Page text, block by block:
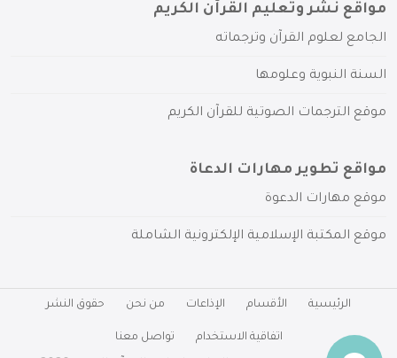
مواقع نشر وتعليم القرآن الكريم
الجامع لعلوم القرآن وترجماته
السنة النبوية وعلومها
موقع الترجمات الصوتية للقرآن الكريم
مواقع تطوير مهارات الدعاة
موقع مهارات الدعوة
موقع المكتبة الإسلامية الإلكترونية الشاملة
الرئيسية الأقسام الإذاعات من نحن حقوق النشر
اتفاقية الاستخدام تواصل معنا